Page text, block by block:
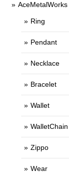
AceMetalWorks
Ring
Pendant
Necklace
Bracelet
Wallet
WalletChain
Zippo
Wear